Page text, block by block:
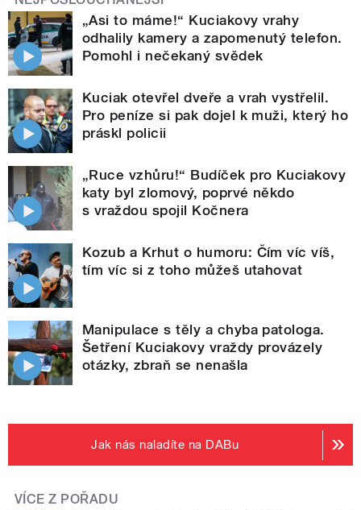
„Asi to máme!“ Kuciakovy vrahy
odhalily kamery a zapomenutý telefon.
Pomohl i nečekaný svědek
Kuciak otevřel dveře a vrah vystřelil.
Pro peníze si pak dojel k muži, který ho
práskl policii
„Ruce vzhůru!“ Budíček pro Kuciakovy
katy byl zlomový, poprvé někdo
s vraždou spojil Kočnera
Kozub a Krhut o humoru: Čím víc víš,
tím víc si z toho můžeš utahovat
Manipulace s těly a chyba patologa.
Šetření Kuciakovy vraždy provázely
otázky, zbraň se nenašla
Jak nás naladíte na DABu
VÍCE Z POŘADU